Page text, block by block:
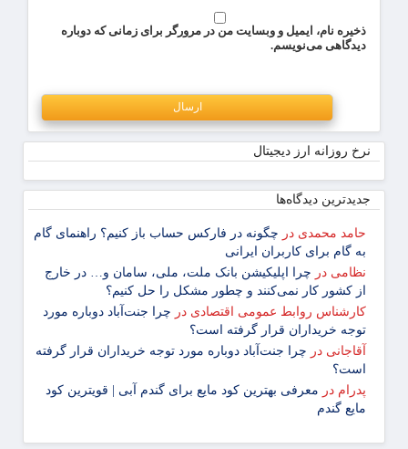
ذخیره نام، ایمیل و وبسایت من در مرورگر برای زمانی که دوباره
دیدگاهی می‌نویسم.
نرخ روزانه ارز دیجیتال
جدیدترین دیدگاه‌‌ها
حامد محمدی در چگونه در فارکس حساب باز کنیم؟ راهنمای گام
‌به ‌گام برای کاربران ایرانی
نظامی در چرا اپلیکیشن بانک ملت، ملی، سامان و… در خارج
از کشور کار نمی‌کنند و چطور مشکل را حل کنیم؟
کارشناس روابط عمومی اقتصادی در چرا جنت‌آباد دوباره مورد
توجه خریداران قرار گرفته است؟
آقاجانی در چرا جنت‌آباد دوباره مورد توجه خریداران قرار گرفته
است؟
پدرام در معرفی بهترین کود مایع برای گندم آبی | قویترین کود
مایع گندم